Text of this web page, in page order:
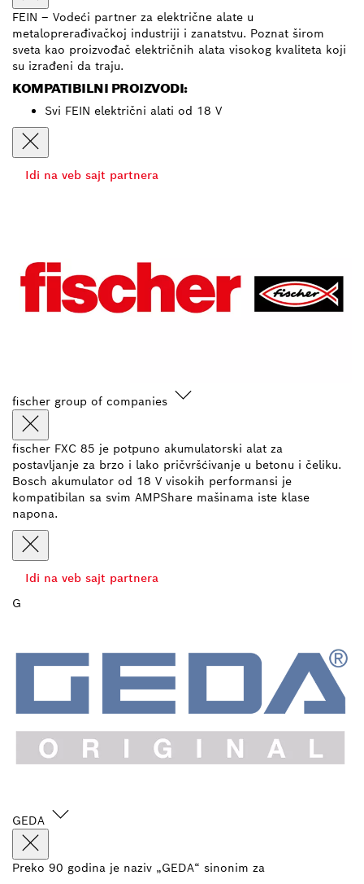
FEIN – Vodeći partner za električne alate u
metaloprerađivačkoj industriji i zanatstvu. Poznat širom
sveta kao proizvođač električnih alata visokog kvaliteta koji
su izrađeni da traju.
KOMPATIBILNI PROIZVODI:
Svi FEIN električni alati od 18 V
Idi na veb sajt partnera
fischer group of companies
fischer FXC 85 je potpuno akumulatorski alat za
postavljanje za brzo i lako pričvršćivanje u betonu i čeliku.
Bosch akumulator od 18 V visokih performansi je
kompatibilan sa svim AMPShare mašinama iste klase
napona.
Idi na veb sajt partnera
G
GEDA
Preko 90 godina je naziv „GEDA“ sinonim za